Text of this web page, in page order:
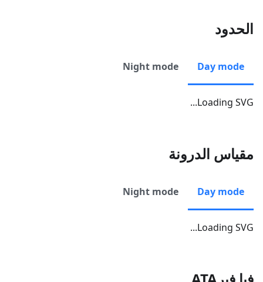
الحدود
Day mode
Night mode
Loading SVG...
مقياس الدرونة
Day mode
Night mode
Loading SVG...